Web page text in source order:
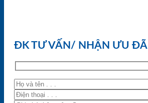
ĐK TƯ VẤN/ NHẬN ƯU ĐÃI